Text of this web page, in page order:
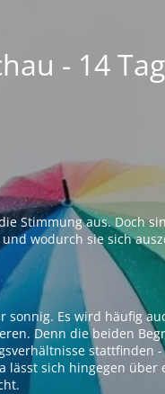
- 14
Stimmung aus. Doch
wodurch sie sich
sonnig. Es wird häufig
Denn die beiden
stattfinden
lässt sich hingegen über